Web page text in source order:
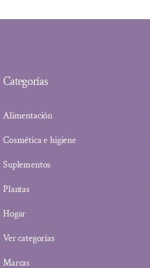
Categorías
Alimentación
Cosmética e higiene
Suplementos
Plantas
Hogar
Ver categorías
Marcas